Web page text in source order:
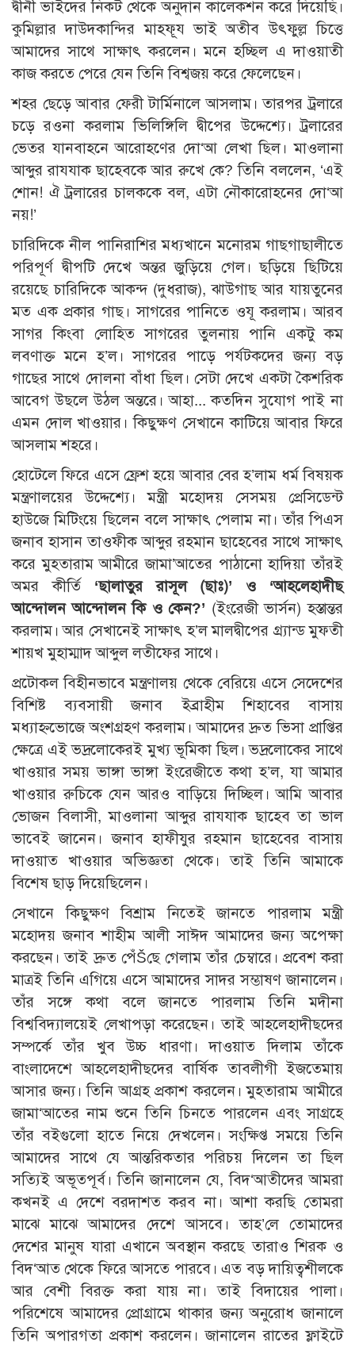
দ্বীনী ভাইদের নিকট থেকে অনুদান কালেকশন করে দিয়েছি।
কুমিল্লার দাউদকান্দির মাহফূয ভাই অতীব উৎফুল্ল চিত্তে
আমাদের সাথে সাক্ষাৎ করলেন। মনে হচ্ছিল এ দাওয়াতী
কাজ করতে পেরে যেন তিনি বিশ্বজয় করে ফেলেছেন।
শহর ছেড়ে আবার ফেরী টার্মিনালে আসলাম। তারপর ট্রলারে
চড়ে রওনা করলাম ভিলিঙ্গিলি দ্বীপের উদ্দেশ্যে। ট্রলারের
ভেতর যানবাহনে আরোহণের দো‘আ লেখা ছিল। মাওলানা
আব্দুর রাযযাক ছাহেবকে আর রুখে কে? তিনি বললেন, ‘এই
শোন! ঐ ট্রলারের চালককে বল, এটা নৌকারোহনের দো‘আ
নয়!’
চারিদিকে নীল পানিরাশির মধ্যখানে মনোরম গাছগাছালীতে
পরিপূর্ণ দ্বীপটি দেখে অন্তর জুড়িয়ে গেল। ছড়িয়ে ছিটিয়ে
রয়েছে চারিদিকে আকন্দ (দুধরাজ), ঝাউগাছ আর যায়তুনের
মত এক প্রকার গাছ। সাগরের পানিতে ওযূ করলাম। আরব
সাগর কিংবা লোহিত সাগরের তুলনায় পানি একটু কম
লবণাক্ত মনে হ’ল। সাগরের পাড়ে পর্যটকদের জন্য বড়
গাছের সাথে দোলনা বাঁধা ছিল। সেটা দেখে একটা কৈশরিক
আবেগ উছলে উঠল অন্তরে। আহা... কতদিন সুযোগ পাই না
এমন দোল খাওয়ার। কিছুক্ষণ সেখানে কাটিয়ে আবার ফিরে
আসলাম শহরে।
হোটেলে ফিরে এসে ফ্রেশ হয়ে আবার বের হ’লাম ধর্ম বিষয়ক
মন্ত্রণালয়ের উদ্দেশ্যে। মন্ত্রী মহোদয় সেসময় প্রেসিডেন্ট
হাউজে মিটিংয়ে ছিলেন বলে সাক্ষাৎ পেলাম না। তাঁর পিএস
জনাব হাসান তাওফীক আব্দুর রহমান ছাহেবের সাথে সাক্ষাৎ
করে মুহতারাম আমীরে জামা’আতের পাঠানো হাদিয়া তাঁরই
অমর কীর্তি ‘ছালাতুর রাসূল (ছাঃ)’ ও ‘আহলেহাদীছ
আন্দোলন আন্দোলন কি ও কেন?’ (ইংরেজী ভার্সন) হস্তান্তর
করলাম। আর সেখানেই সাক্ষাৎ হ’ল মালদ্বীপের গ্র্যান্ড মুফতী
শায়খ মুহাম্মাদ আব্দুল লতীফের সাথে।
প্রটোকল বিহীনভাবে মন্ত্রণালয় থেকে বেরিয়ে এসে সেদেশের
বিশিষ্ট ব্যবসায়ী জনাব ইব্রাহীম শিহাবের বাসায়
মধ্যাহ্নভোজে অংশগ্রহণ করলাম। আমাদের দ্রুত ভিসা প্রাপ্তির
ক্ষেত্রে এই ভদ্রলোকেরই মুখ্য ভূমিকা ছিল। ভদ্রলোকের সাথে
খাওয়ার সময় ভাঙ্গা ভাঙ্গা ইংরেজীতে কথা হ’ল, যা আমার
খাওয়ার রুচিকে যেন আরও বাড়িয়ে দিচ্ছিল। আমি আবার
ভোজন বিলাসী, মাওলানা আব্দুর রাযযাক ছাহেব তা ভাল
ভাবেই জানেন। জনাব হাফীযুর রহমান ছাহেবের বাসায়
দাওয়াত খাওয়ার অভিজ্ঞতা থেকে। তাই তিনি আমাকে
বিশেষ ছাড় দিয়েছিলেন।
সেখানে কিছুক্ষণ বিশ্রাম নিতেই জানতে পারলাম মন্ত্রী
মহোদয় জনাব শাহীম আলী সাঈদ আমাদের জন্য অপেক্ষা
করছেন। তাই দ্রুত পেঁŠছে গেলাম তাঁর চেম্বারে। প্রবেশ করা
মাত্রই তিনি এগিয়ে এসে আমাদের সাদর সম্ভাষণ জানালেন।
তাঁর সঙ্গে কথা বলে জানতে পারলাম তিনি মদীনা
বিশ্ববিদ্যালয়েই লেখাপড়া করেছেন। তাই আহলেহাদীছদের
সম্পর্কে তাঁর খুব উচ্চ ধারণা। দাওয়াত দিলাম তাঁকে
বাংলাদেশে আহলেহাদীছদের বার্ষিক তাবলীগী ইজতেমায়
আসার জন্য। তিনি আগ্রহ প্রকাশ করলেন। মুহতারাম আমীরে
জামা‘আতের নাম শুনে তিনি চিনতে পারলেন এবং সাগ্রহে
তাঁর বইগুলো হাতে নিয়ে দেখলেন। সংক্ষিপ্ত সময়ে তিনি
আমাদের সাথে যে আন্তরিকতার পরিচয় দিলেন তা ছিল
সত্যিই অভূতপূর্ব। তিনি জানালেন যে, বিদ‘আতীদের আমরা
কখনই এ দেশে বরদাশত করব না। আশা করছি তোমরা
মাঝে মাঝে আমাদের দেশে আসবে। তাহ’লে তোমাদের
দেশের মানুষ যারা এখানে অবস্থান করছে তারাও শিরক ও
বিদ‘আত থেকে ফিরে আসতে পারবে। এত বড় দায়িত্বশীলকে
আর বেশী বিরক্ত করা যায় না। তাই বিদায়ের পালা।
পরিশেষে আমাদের প্রোগ্রামে থাকার জন্য অনুরোধ জানালে
তিনি অপারগতা প্রকাশ করলেন। জানালেন রাতের ফ্লাইটে